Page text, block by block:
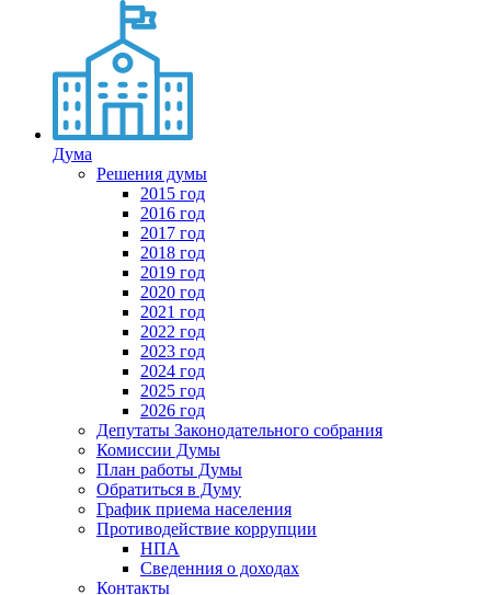
Дума
Решения думы
2015 год
2016 год
2017 год
2018 год
2019 год
2020 год
2021 год
2022 год
2023 год
2024 год
2025 год
2026 год
Депутаты Законодательного собрания
Комиссии Думы
План работы Думы
Обратиться в Думу
График приема населения
Противодействие коррупции
НПА
Сведенния о доходах
Контакты